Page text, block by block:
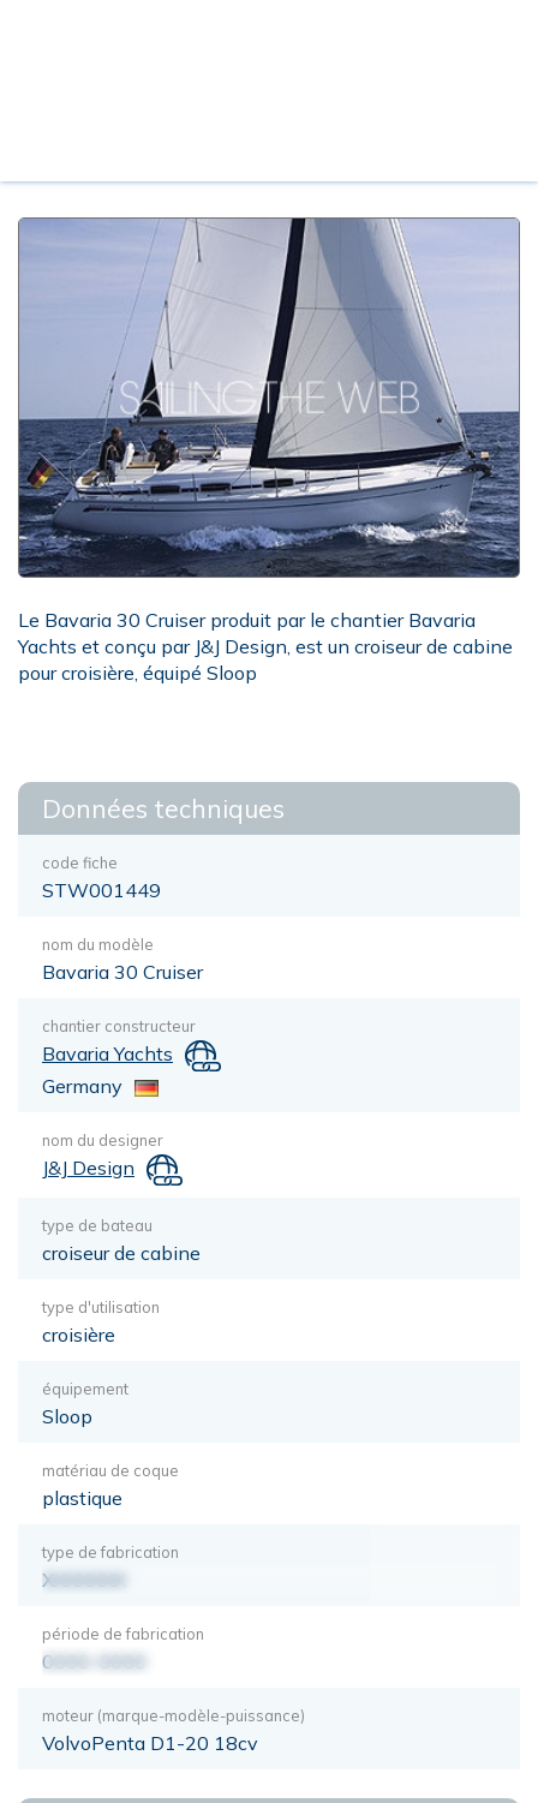
Le Bavaria 30 Cruiser produit par le chantier Bavaria
Yachts et conçu par J&J Design, est un croiseur de cabine
pour croisière, équipé Sloop
Données techniques
code fiche
STW001449
nom du modèle
Bavaria 30 Cruiser
chantier constructeur
Bavaria Yachts
Germany
nom du designer
J&J Design
type de bateau
croiseur de cabine
type d'utilisation
croisière
équipement
Sloop
matériau de coque
plastique
type de fabrication
XXXXXXX
période de fabrication
0000-0000
moteur (marque-modèle-puissance)
VolvoPenta D1-20 18cv